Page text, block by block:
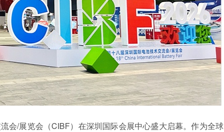
会/展览会（CIBF）在深圳国际会展中心盛大启幕。作为全球